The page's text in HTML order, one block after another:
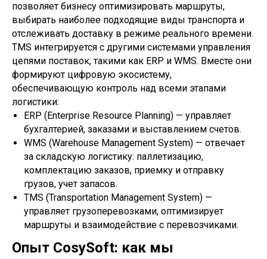
позволяет бизнесу оптимизировать маршруты,
выбирать наиболее подходящие виды транспорта и
отслеживать доставку в режиме реального времени.
TMS интегрируется с другими системами управления
цепями поставок, такими как ERP и WMS. Вместе они
формируют цифровую экосистему,
обеспечивающую контроль над всеми этапами
логистики:
ERP (Enterprise Resource Planning) — управляет
бухгалтерией, заказами и выставлением счетов.
WMS (Warehouse Management System) — отвечает
за складскую логистику: паллетизацию,
комплектацию заказов, приемку и отправку
грузов, учет запасов.
TMS (Transportation Management System) —
управляет грузоперевозками, оптимизирует
маршруты и взаимодействие с перевозчиками.
Опыт CosySoft: как мы